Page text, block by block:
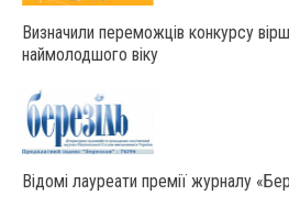
Визначили переможців конкурсу
наймолодшого віку
Відомі лауреати премії журналу